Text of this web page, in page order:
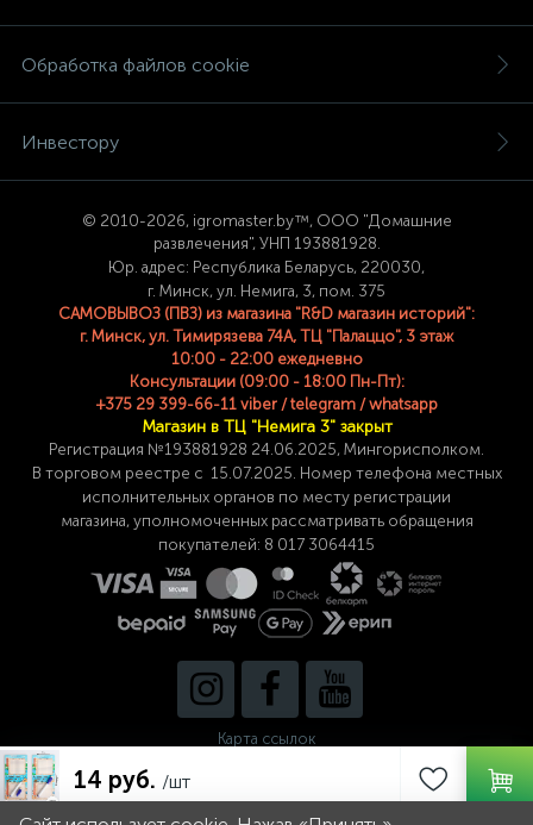
14 руб. /шт
Обработка файлов cookie
Инвестору
© 2010-2026, igromaster.by™, ООО "Домашние
развлечения", УНП 193881928.
Юр. адрес: Республика Беларусь, 220030,
г. Минск, ул. Немига, 3, пом. 375
САМОВЫВОЗ (ПВЗ) из магазина "R&D магазин историй":
г. Минск, ул. Тимирязева 74A, ТЦ "Палаццо", 3 этаж
10:00 - 22:00 ежедневно
Консультации (09:00 - 18:00 Пн-Пт):
+375 29 399-66-11 viber / telegram / whatsapp
Магазин в ТЦ "Немига 3" закрыт
Регистрация №193881928 24 .06.2025, Мингорисполком.
В торговом реестре с 15.07.2025. Номер телефона местных
исполнительных органов по месту регистрации
магазина,уполномоченных рассматривать обращения
покупателей: 8 017 3064415
Карта ссылок